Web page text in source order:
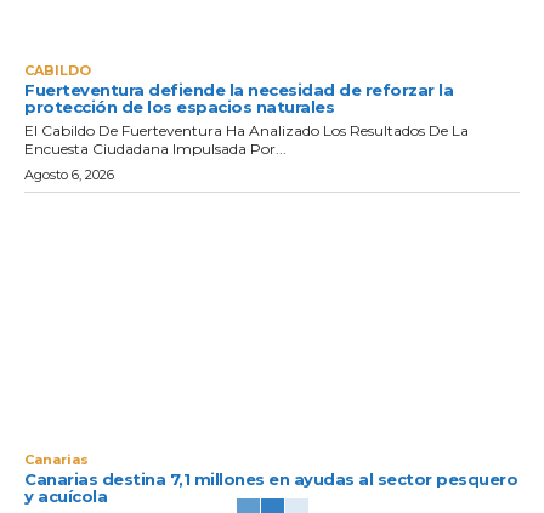
CABILDO
Fuerteventura defiende la necesidad de reforzar la
protección de los espacios naturales
El Cabildo De Fuerteventura Ha Analizado Los Resultados De La
Encuesta Ciudadana Impulsada Por...
Agosto 6, 2026
Canarias
Canarias destina 7,1 millones en ayudas al sector pesquero
y acuícola